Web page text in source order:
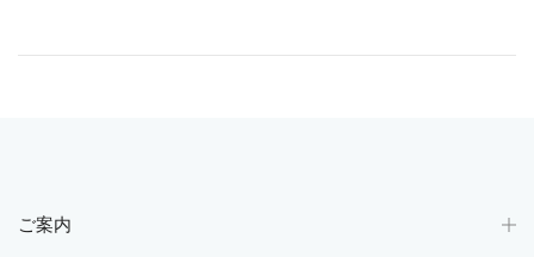
ご案内